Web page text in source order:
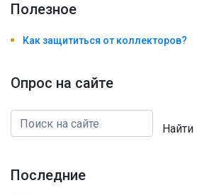
Полезноe
Как защититься от коллекторов?
Опрос на сайте
Найти
Последние